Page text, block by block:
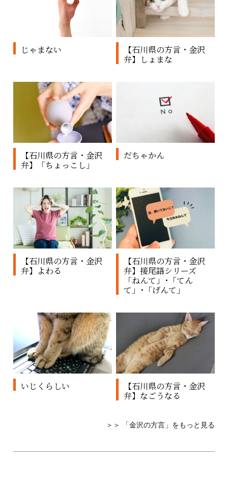
じゃまない
【石川県の方言・金沢
弁】しょまな
【石川県の方言・金沢
弁】「ちょっこし」
だちゃかん
【石川県の方言・金沢
弁】よわる
【石川県の方言・金沢
弁】接尾語シリーズ
「ねんて」･「てん
て」･「げんて」
いじくらしい
【石川県の方言・金沢
弁】なごうなる
＞＞ 「金沢の方言」をもっと見る